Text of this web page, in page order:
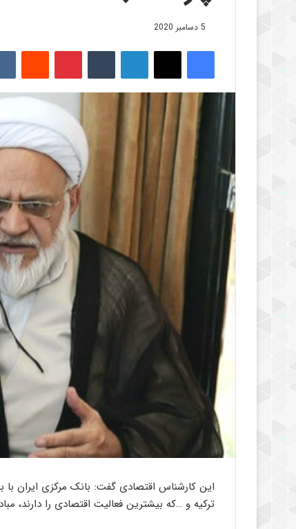
5 دسامبر 2020
فیس بوک لینکدین ‫پین‌ترست ‫رددیت
این کارشناس اقتصادی گفت: بانک مرکزی ایران
ترکیه و …که بیشترین فعالیت اقتصادی را دارند،